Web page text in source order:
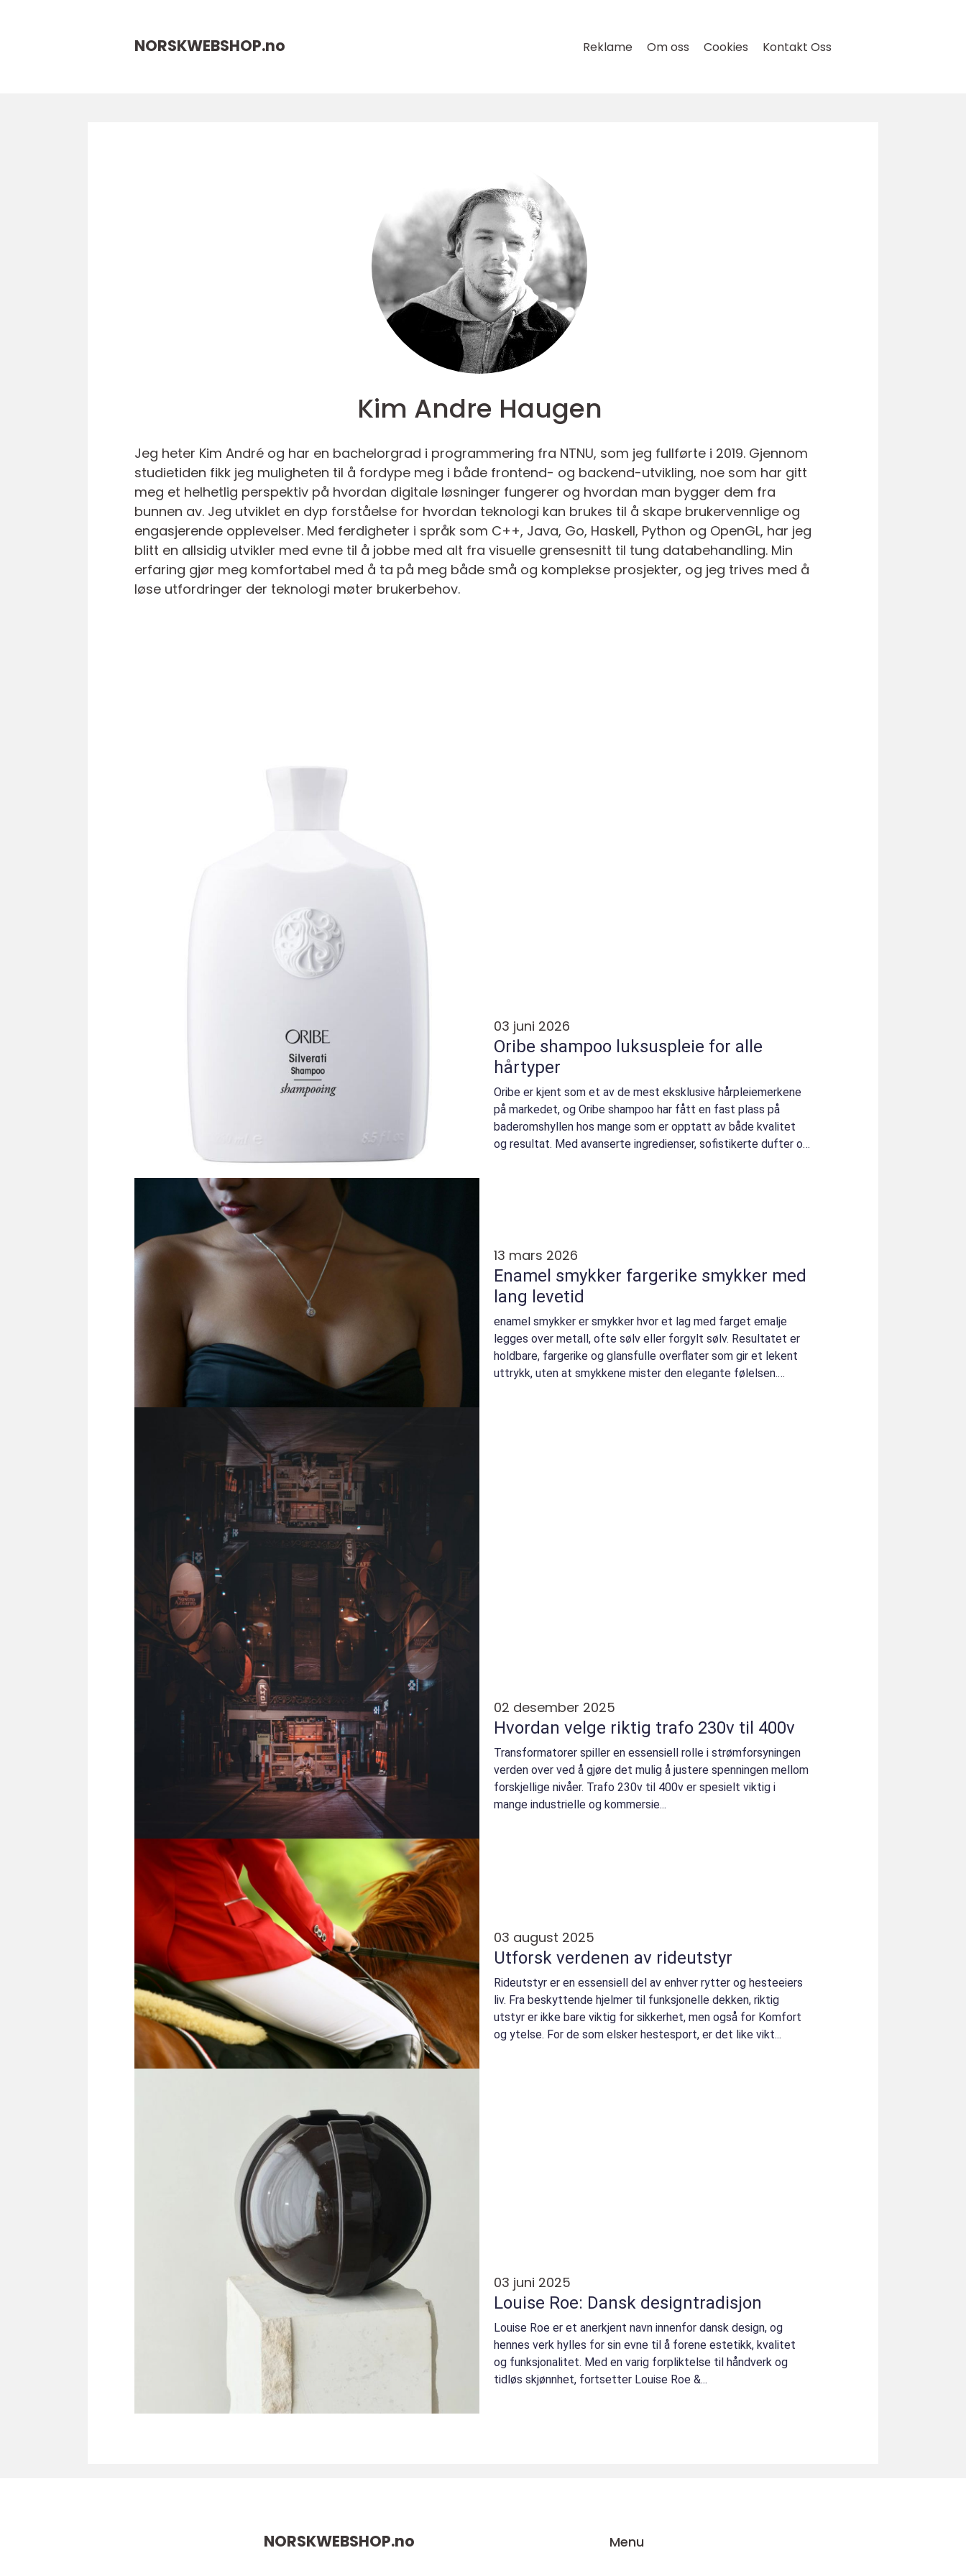
NORSKWEBSHOP.no Reklame Om oss Cookies Kontakt Oss
Kim Andre Haugen
Jeg heter Kim André og har en bachelorgrad i programmering fra NTNU, som jeg fullførte i 2019. Gjennom
studietiden fikk jeg muligheten til å fordype meg i både frontend- og backend-utvikling, noe som har gitt
meg et helhetlig perspektiv på hvordan digitale løsninger fungerer og hvordan man bygger dem fra
bunnen av. Jeg utviklet en dyp forståelse for hvordan teknologi kan brukes til å skape brukervennlige og
engasjerende opplevelser. Med ferdigheter i språk som C++, Java, Go, Haskell, Python og OpenGL, har jeg
blitt en allsidig utvikler med evne til å jobbe med alt fra visuelle grensesnitt til tung databehandling. Min
erfaring gjør meg komfortabel med å ta på meg både små og komplekse prosjekter, og jeg trives med å
løse utfordringer der teknologi møter brukerbehov.
03 juni 2026
Oribe shampoo luksuspleie for alle
hårtyper
Oribe er kjent som et av de mest eksklusive hårpleiemerkene
på markedet, og Oribe shampoo har fått en fast plass på
baderomshyllen hos mange som er opptatt av både kvalitet
og resultat. Med avanserte ingredienser, sofistikerte dufter og
13 mars 2026
Enamel smykker fargerike smykker med
lang levetid
enamel smykker er smykker hvor et lag med farget emalje
legges over metall, ofte sølv eller forgylt sølv. Resultatet er
holdbare, fargerike og glansfulle overflater som gir et lekent
uttrykk, uten at smykkene mister den elegante følelsen.
02 desember 2025
Hvordan velge riktig trafo 230v til 400v
Transformatorer spiller en essensiell rolle i strømforsyningen
verden over ved å gjøre det mulig å justere spenningen mellom
forskjellige nivåer. Trafo 230v til 400v er spesielt viktig i
mange industrielle og kommersie...
03 august 2025
Utforsk verdenen av rideutstyr
Rideutstyr er en essensiell del av enhver rytter og hesteeiers
liv. Fra beskyttende hjelmer til funksjonelle dekken, riktig
utstyr er ikke bare viktig for sikkerhet, men også for Komfort
og ytelse. For de som elsker hestesport, er det like vikt...
03 juni 2025
Louise Roe: Dansk designtradisjon
Louise Roe er et anerkjent navn innenfor dansk design, og
hennes verk hylles for sin evne til å forene estetikk, kvalitet
og funksjonalitet. Med en varig forpliktelse til håndverk og
tidløs skjønnhet, fortsetter Louise Roe &...
NORSKWEBSHOP.no Menu